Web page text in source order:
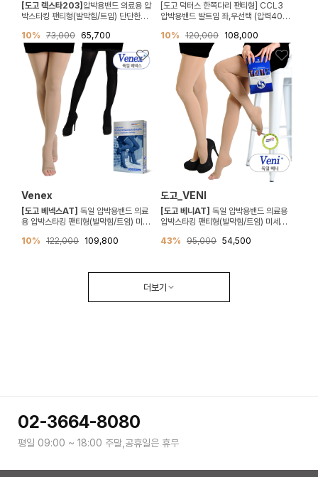
[도고 렉스타203] 압박용밴드 의료용 압
박스타킹 팬티형(발막힘/트임) 단단한재
10% 73,000 65,700
[도고 덕터스 한쪽다리 팬티형] CCL3
압박용밴드 발트임 좌,우선택 (압력40-
10% 120,000 108,000
Venex
[도고 베넥스AT] 독일 압박용밴드 의료
용 압박스타킹 팬티형(발막힘/트임) 미세
10% 122,000 109,800
도고_VENI
[도고 베니AT] 독일 압박용밴드 의료용
압박스타킹 팬티형(발막힘/트임) 미세재
43% 95,000 54,500
더보기
02-3664-8080
평일 09:00 ~ 18:00 주말,공휴일은 휴무